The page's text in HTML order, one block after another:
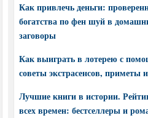
Как привлечь деньги:
богатства по фен шуй в
заговоры
Как выиграть в лотерею с
советы экстрасенсов, приметы
Лучшие книги в истории.
всех времен: бестселлеры и